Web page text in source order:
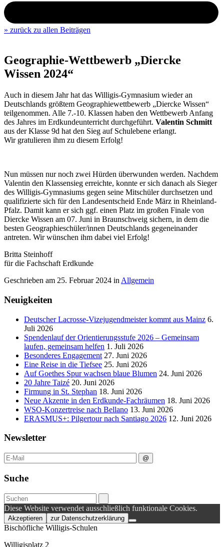
» zurück zu allen Beiträgen
Geographie-Wettbewerb „Diercke
Wissen 2024“
Auch in diesem Jahr hat das Willigis-Gymnasium wieder an
Deutschlands größtem Geographiewettbewerb „Diercke Wissen“
teilgenommen. Alle 7.-10. Klassen haben den Wettbewerb Anfang
des Jahres im Erdkundeunterricht durchgeführt. Valentin Schmitt
aus der Klasse 9d hat den Sieg auf Schulebene erlangt.
Wir gratulieren ihm zu diesem Erfolg!
Nun müssen nur noch zwei Hürden überwunden werden. Nachdem
Valentin den Klassensieg erreichte, konnte er sich danach als Sieger
des Willigis-Gymnasiums gegen seine Mitschüler durchsetzen und
qualifizierte sich für den Landesentscheid Ende März in Rheinland-
Pfalz. Damit kann er sich ggf. einen Platz im großen Finale von
Diercke Wissen am 07. Juni in Braunschweig sichern, in dem die
besten Geographieschüler/innen Deutschlands gegeneinander
antreten. Wir wünschen ihm dabei viel Erfolg!
Britta Steinhoff
für die Fachschaft Erdkunde
Geschrieben am 25. Februar 2024 in Allgemein
Neuigkeiten
Deutscher Lacrosse-Vizejugendmeister kommt aus Mainz 6.
Juli 2026
Spendenlauf der Orientierungsstufe 2026 – Gemeinsam
laufen, gemeinsam helfen 1. Juli 2026
Besonderes Engagement 27. Juni 2026
Eine Reise in die Tiefsee 25. Juni 2026
Auf Goethes Spur wachsen blaue Blumen 24. Juni 2026
20 Jahre Taizé 20. Juni 2026
Firmung in St. Stephan 18. Juni 2026
Neue Akzente in den Erdkunde‑Fachräumen 18. Juni 2026
WSO-Konzertreise nach Bellano 13. Juni 2026
ERASMUS+: Pilgertour nach Santiago 2026 12. Juni 2026
Newsletter
Suche
Diese Website verwendet ausschließlich funktionale Cookies.
Akzeptieren zur Datenschutzerklärung
Bischöfliche Willigis-Schulen
Willigisplatz 2